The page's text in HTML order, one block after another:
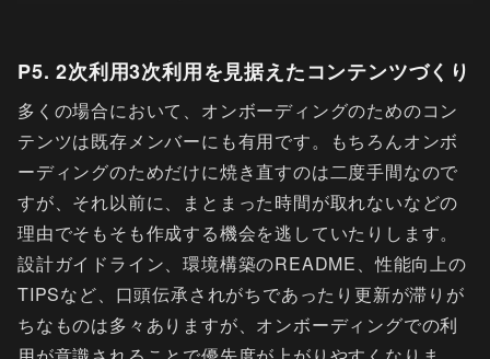
P5. 2次利用3次利用を見据えたコンテンツづくり
多くの場合において、オンボーディングのためのコン
テンツは既存メンバーにも有用です。もちろんオンボ
ーディングのためだけに焼き直すのは二度手間なので
すが、それ以前に、まとまった時間が取れないなどの
理由でそもそも作成する機会を逃していたりします。
設計ガイドライン、環境構築のREADME、性能向上の
TIPSなど、口頭伝承されがちであったり更新が滞りが
ちなものは多々ありますが、オンボーディングでの利